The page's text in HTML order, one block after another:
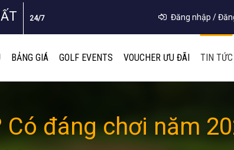
24/7 Đăng nhập /
BẢNG GIÁ GOLF EVENTS VOUCHER ƯU ĐÃI TIN TỨC
đáng chơi năm